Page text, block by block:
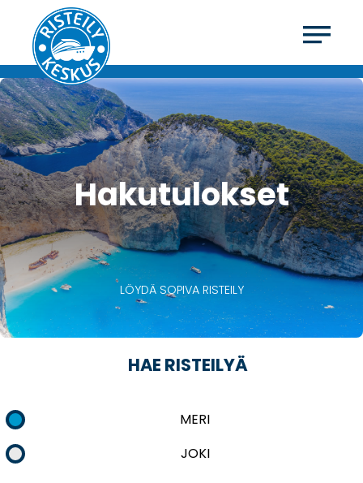
Hakutulokset
LÖYDÄ SOPIVA RISTEILY
HAE RISTEILYÄ
MERI
JOKI